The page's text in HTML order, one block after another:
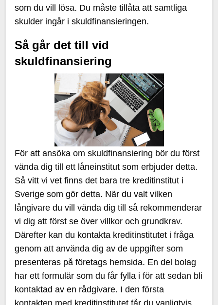
som du vill lösa. Du måste tillåta att samtliga
skulder ingår i skuldfinansieringen.
Så går det till vid
skuldfinansiering
För att ansöka om skuldfinansiering bör du först
vända dig till ett låneinstitut som erbjuder detta.
Så vitt vi vet finns det bara tre kreditinstitut i
Sverige som gör detta. När du valt vilken
långivare du vill vända dig till så rekommenderar
vi dig att först se över villkor och grundkrav.
Därefter kan du kontakta kreditinstitutet i fråga
genom att använda dig av de uppgifter som
presenteras på företags hemsida. En del bolag
har ett formulär som du får fylla i för att sedan bli
kontaktad av en rådgivare. I den första